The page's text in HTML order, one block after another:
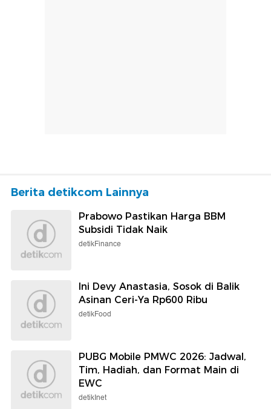
Berita detikcom Lainnya
Prabowo Pastikan Harga BBM
Subsidi Tidak Naik
detikFinance
Ini Devy Anastasia, Sosok di Balik
Asinan Ceri-Ya Rp600 Ribu
detikFood
PUBG Mobile PMWC 2026: Jadwal,
Tim, Hadiah, dan Format Main di
EWC
detikInet